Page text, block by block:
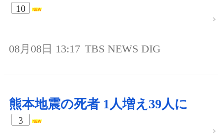
10
08月08日 13:17 TBS NEWS DIG
熊本地震の死者 1人増え39人に
3